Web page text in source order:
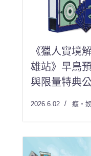
《獵人實境
雄站》早鳥
與限量特典
2026.6.02 癮・